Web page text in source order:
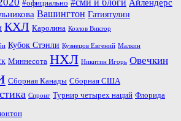
#официально #сми и блоги Айлендерс
Вашингтон Гатиятулин
КХЛ Каролина Козлов Виктор
Кубок Стэнли Кузнецов Евгений Малкин
Миннесота НХЛ Никитин Игорь Овечкин
Сборная Канады Сборная США
Спронг Турнир четырех наций Флорида